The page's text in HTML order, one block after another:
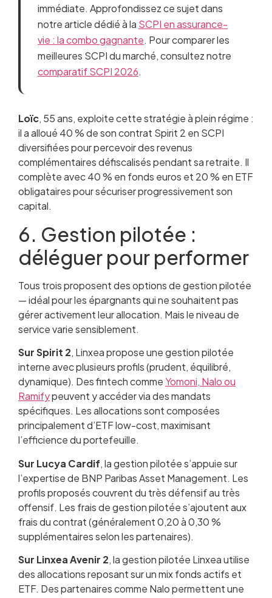
immédiate. Approfondissez ce sujet dans
notre article dédié à la SCPI en assurance-
vie : la combo gagnante. Pour comparer les
meilleures SCPI du marché, consultez notre
comparatif SCPI 2026.
Loïc, 55 ans, exploite cette stratégie à plein régime :
il a alloué 40 % de son contrat Spirit 2 en SCPI
diversifiées pour percevoir des revenus
complémentaires défiscalisés pendant sa retraite. Il
complète avec 40 % en fonds euros et 20 % en ETF
obligataires pour sécuriser progressivement son
capital.
6. Gestion pilotée :
déléguer pour performer
Tous trois proposent des options de gestion pilotée
— idéal pour les épargnants qui ne souhaitent pas
gérer activement leur allocation. Mais le niveau de
service varie sensiblement.
Sur Spirit 2, Linxea propose une gestion pilotée
interne avec plusieurs profils (prudent, équilibré,
dynamique). Des fintech commeYomoni, Nalo ou
Ramifypeuvent y accéder via des mandats
spécifiques. Les allocations sont composées
principalement d’ETF low-cost, maximisant
l’efficience du portefeuille.
Sur Lucya Cardif, la gestion pilotée s’appuie sur
l’expertise de BNP Paribas Asset Management. Les
profils proposés couvrent du très défensif au très
offensif. Les frais de gestion pilotée s’ajoutent aux
frais du contrat (généralement 0,20 à 0,30 %
supplémentaires selon les partenaires).
Sur Linxea Avenir 2, la gestion pilotée Linxea utilise
des allocations reposant sur un mix fonds actifs et
ETF. Des partenaires comme Nalo permettent une